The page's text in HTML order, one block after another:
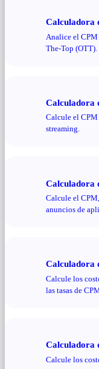
Calculadora
Analice el CPM
The-Top (OTT).
Calculadora
Calcule el CPM
streaming.
Calculadora
Calcule el
anuncios de
Calculadora
Calcule los
las tasas de
Calculadora
Calcule los